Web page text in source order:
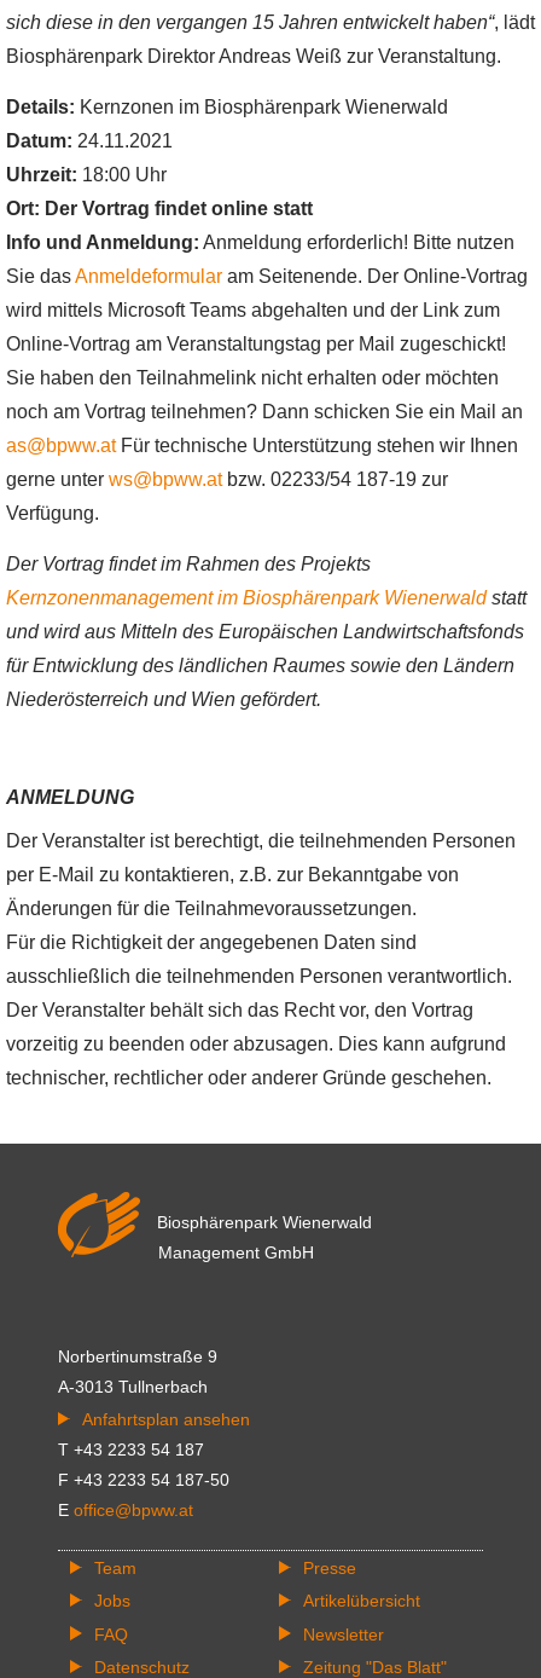
sich diese in den vergangen 15 Jahren entwickelt haben“, lädt
Biosphärenpark Direktor Andreas Weiß zur Veranstaltung.
Details: Kernzonen im Biosphärenpark Wienerwald
Datum: 24.11.2021
Uhrzeit: 18:00 Uhr
Ort: Der Vortrag findet online statt
Info und Anmeldung: Anmeldung erforderlich! Bitte nutzen
Sie dasAnmeldeformular am Seitenende. Der Online-Vortrag
wird mittels Microsoft Teams abgehalten und der Link zum
Online-Vortrag am Veranstaltungstag per Mail zugeschickt!
Sie haben den Teilnahmelink nicht erhalten oder möchten
noch am Vortrag teilnehmen? Dann schicken Sie ein Mail an
as@bpww.atFür technische Unterstützung stehen wir Ihnen
gerne unter ws@bpww.atbzw. 02233/54 187-19 zur
Verfügung.
Der Vortrag findet im Rahmen des Projekts
Kernzonenmanagement im Biosphärenpark Wienerwaldstatt
und wird aus Mitteln des Europäischen Landwirtschaftsfonds
für Entwicklung des ländlichen Raumes sowie den Ländern
Niederösterreich und Wien gefördert.
ANMELDUNG
Der Veranstalter ist berechtigt, die teilnehmenden Personen
per E-Mail zu kontaktieren, z.B. zur Bekanntgabe von
Änderungen für die Teilnahmevoraussetzungen.
Für die Richtigkeit der angegebenen Daten sind
ausschließlich die teilnehmenden Personen verantwortlich.
Der Veranstalter behält sich das Recht vor, den Vortrag
vorzeitig zu beenden oder abzusagen. Dies kann aufgrund
technischer, rechtlicher oder anderer Gründe geschehen.
Biosphärenpark Wienerwald
Management GmbH
Norbertinumstraße 9
A-3013 Tullnerbach
Anfahrtsplan ansehen
T +43 2233 54 187
F +43 2233 54 187-50
E office@bpww.at
Team
Jobs
FAQ
Datenschutz
Presse
Artikelübersicht
Newsletter
Zeitung "Das Blatt"